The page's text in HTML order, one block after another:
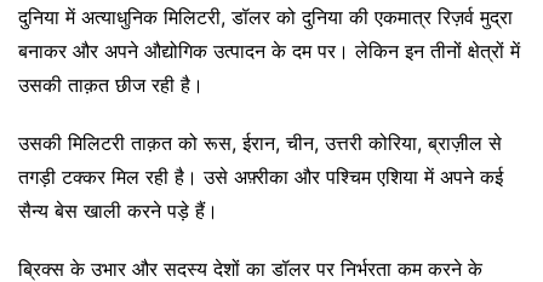
दुनिया में अत्याधुनिक मिलिटरी, डॉलर को दुनिया की एकमात्र रिज़र्व मुद्रा
बनाकर और अपने औद्योगिक उत्पादन के दम पर। लेकिन इन तीनों क्षेत्रों में
उसकी ताक़त छीज रही है।
उसकी मिलिटरी ताक़त को रूस, ईरान, चीन, उत्तरी कोरिया, ब्राज़ील से
तगड़ी टक्कर मिल रही है। उसे अफ़्रीका और पश्चिम एशिया में अपने कई
सैन्य बेस खाली करने पड़े हैं।
ब्रिक्स के उभार और सदस्य देशों का डॉलर पर निर्भरता कम करने के